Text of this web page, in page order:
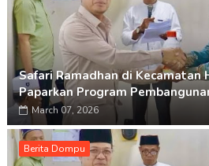
Safari Ramadhan di Kecamatan
Paparkan Program
March 07, 2026
Berita Dompu